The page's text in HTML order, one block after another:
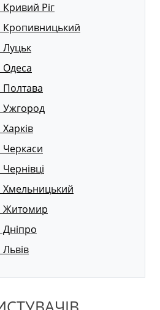
Кривий Ріг
Кропивницький
Луцьк
Одеса
Полтава
Ужгород
Черкаси
Хмельницький
Житомир
Дніпро
Львів